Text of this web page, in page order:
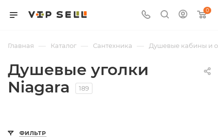
0
Главная — Каталог — Сантехника — Душевые кабины и
Душевые уголки
Niagara
189
ФИЛЬТР